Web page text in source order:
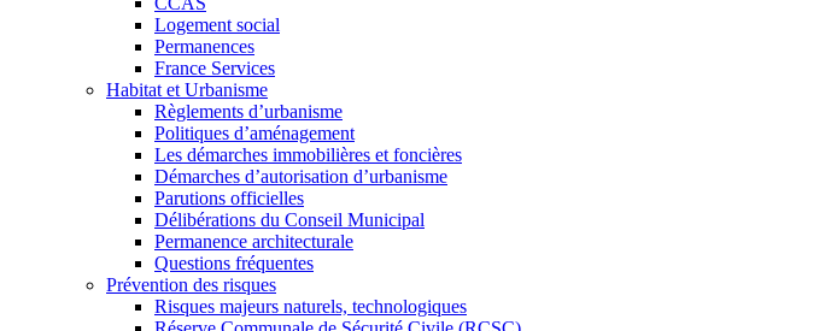
Logement social
Permanences
France Services
Habitat et Urbanisme
Règlements d’urbanisme
Politiques d’aménagement
Les démarches immobilières et foncières
Démarches d’autorisation d’urbanisme
Parutions officielles
Délibérations du Conseil Municipal
Permanence architecturale
Questions fréquentes
Prévention des risques
Risques majeurs naturels, technologiques